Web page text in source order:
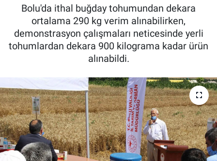
Bolu'da ithal buğday tohumundan dekara
ortalama 290 kg verim alınabilirken,
demonstrasyon çalışmaları neticesinde yerli
tohumlardan dekara 900 kilograma kadar ürün
alınabildi.
Tarım Kredi Kooperatifleri
Pankobirlik
Tarım Bilgisi
Yetiştirici Soruyor
Dünyada Tarım